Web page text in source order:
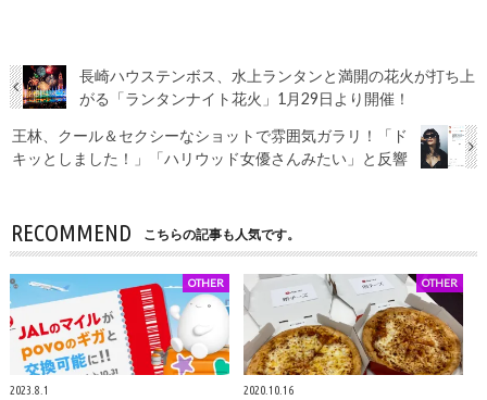
長崎ハウステンボス、水上ランタンと満開の花火が打ち上
がる「ランタンナイト花火」1月29日より開催！
王林、クール＆セクシーなショットで雰囲気ガラリ！「ド
キッとしました！」「ハリウッド女優さんみたい」と反響
RECOMMEND こちらの記事も人気です。
OTHER
2023.8.1
OTHER
2020.10.16